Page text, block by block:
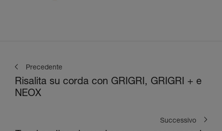
Precedente
Risalita su corda con GRIGRI, GRIGRI + e
NEOX
Successivo